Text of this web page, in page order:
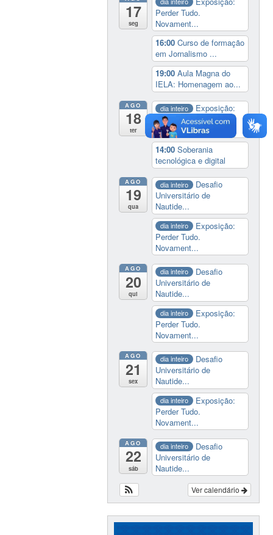
17
seg
Perder Tudo.
Novament...
16:00Curso de formação
em Jornalismo ...
19:00Aula Magna do
IELA: Homenagem ao...
AGO
18
ter
dia inteiro
Exposição:
Perder Tudo.
Novament...
14:00Soberania
tecnológica e digital
AGO
19
qua
dia inteiro
Desafio
Universitário de
Nautide...
dia inteiro
Exposição:
Perder Tudo.
Novament...
AGO
20
qui
dia inteiro
Desafio
Universitário de
Nautide...
dia inteiro
Exposição:
Perder Tudo.
Novament...
AGO
21
sex
dia inteiro
Desafio
Universitário de
Nautide...
dia inteiro
Exposição:
Perder Tudo.
Novament...
AGO
22
sáb
dia inteiro
Desafio
Universitário de
Nautide...
Ver calendário